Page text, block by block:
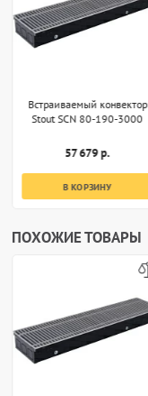
Встраиваемый конвектор
Stout SCN 80-190-3000
57 679 р.
В КОРЗИНУ
ПОХОЖИЕ ТОВАРЫ